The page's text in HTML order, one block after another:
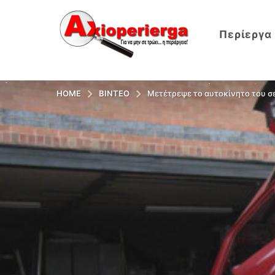
Περίεργα
HOME ΒΊΝΤΕΟ Μετέτρεψε το αυτοκίνητο του